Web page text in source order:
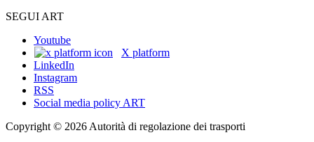
SEGUI ART
Youtube
X platform
LinkedIn
Instagram
RSS
Social media policy ART
Copyright © 2026 Autorità di regolazione dei trasporti